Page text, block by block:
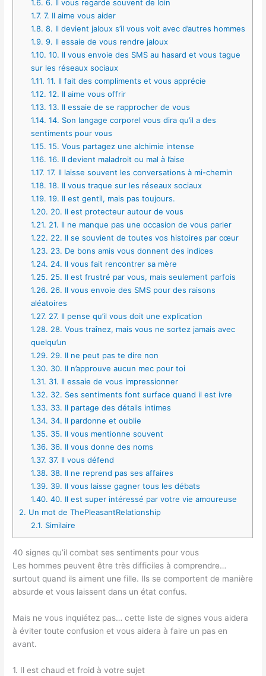
1.6. 6. Il vous regarde souvent de loin
1.7. 7. Il aime vous aider
1.8. 8. Il devient jaloux s’il vous voit avec d’autres hommes
1.9. 9. Il essaie de vous rendre jaloux
1.10. 10. Il vous envoie des SMS au hasard et vous tague
sur les réseaux sociaux
1.11. 11. Il fait des compliments et vous apprécie
1.12. 12. Il aime vous offrir
1.13. 13. Il essaie de se rapprocher de vous
1.14. 14. Son langage corporel vous dira qu’il a des
sentiments pour vous
1.15. 15. Vous partagez une alchimie intense
1.16. 16. Il devient maladroit ou mal à l’aise
1.17. 17. Il laisse souvent les conversations à mi-chemin
1.18. 18. Il vous traque sur les réseaux sociaux
1.19. 19. Il est gentil, mais pas toujours.
1.20. 20. Il est protecteur autour de vous
1.21. 21. Il ne manque pas une occasion de vous parler
1.22. 22. Il se souvient de toutes vos histoires par cœur
1.23. 23. De bons amis vous donnent des indices
1.24. 24. Il vous fait rencontrer sa mère
1.25. 25. Il est frustré par vous, mais seulement parfois
1.26. 26. Il vous envoie des SMS pour des raisons
aléatoires
1.27. 27. Il pense qu’il vous doit une explication
1.28. 28. Vous traînez, mais vous ne sortez jamais avec
quelqu’un
1.29. 29. Il ne peut pas te dire non
1.30. 30. Il n’approuve aucun mec pour toi
1.31. 31. Il essaie de vous impressionner
1.32. 32. Ses sentiments font surface quand il est ivre
1.33. 33. Il partage des détails intimes
1.34. 34. Il pardonne et oublie
1.35. 35. Il vous mentionne souvent
1.36. 36. Il vous donne des noms
1.37. 37. Il vous défend
1.38. 38. Il ne reprend pas ses affaires
1.39. 39. Il vous laisse gagner tous les débats
1.40. 40. Il est super intéressé par votre vie amoureuse
2. Un mot de ThePleasantRelationship
2.1. Similaire
40 signes qu’il combat ses sentiments pour vous
Les hommes peuvent être très difficiles à comprendre…
surtout quand ils aiment une fille. Ils se comportent de manière
absurde et vous laissent dans un état confus.
Mais ne vous inquiétez pas… cette liste de signes vous aidera
à éviter toute confusion et vous aidera à faire un pas en
avant.
1. Il est chaud et froid à votre sujet